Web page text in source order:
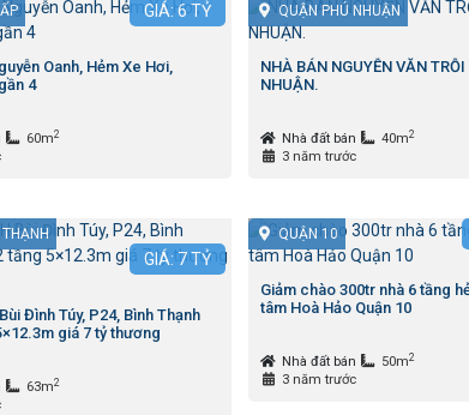
GIÁ:6TỶ
Oanh, Hẻm Xe Hơi,
4
60m2
QUẬN PHÚ NHUẬN
NHÀ BÁN NGUYỄN VĂN
NHUẬN.
Nhà đất bán 40m2
3 năm trước
GIÁ:7TỶ
Đình Túy, P24, Bình Thạnh
giá 7 tỷ thương
63m2
QUẬN 10
Giảm chào 300tr nhà 6 tầng
tâm Hoà Hảo Quận 10
Nhà đất bán 50m2
3 năm trước